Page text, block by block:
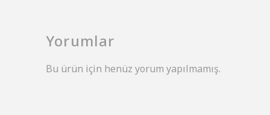
Yorumlar
Bu ürün için henüz yorum yapılmamış.